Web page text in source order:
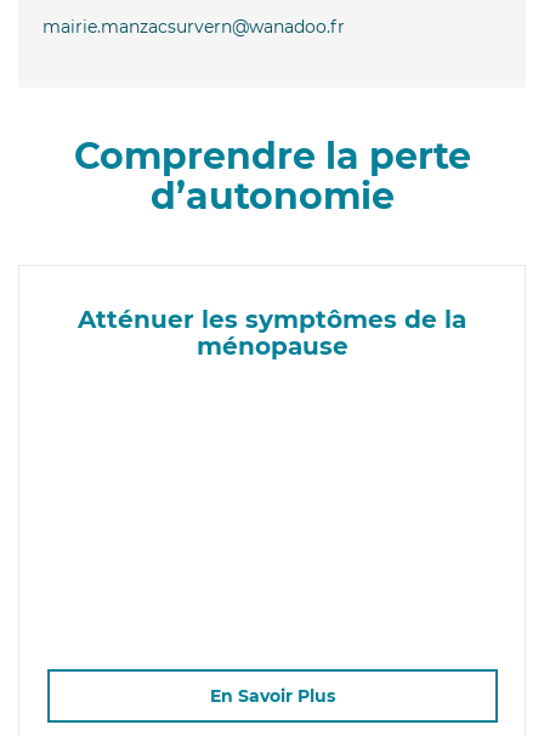
mairie.manzacsurvern@wanadoo.fr
Comprendre la perte
d’autonomie
Atténuer les symptômes de la
ménopause
En Savoir Plus